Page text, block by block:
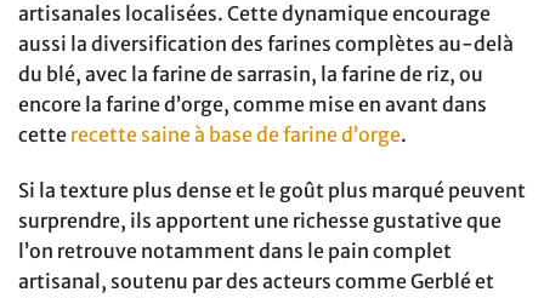
artisanales localisées. Cette dynamique encourage
aussi la diversification des farines complètes au-delà
du blé, avec la farine de sarrasin, la farine de riz, ou
encore la farine d’orge, comme mise en avant dans
cette recette saine à base de farine d’orge.
Si la texture plus dense et le goût plus marqué peuvent
surprendre, ils apportent une richesse gustative que
l’on retrouve notamment dans le pain complet
artisanal, soutenu par des acteurs comme Gerblé et